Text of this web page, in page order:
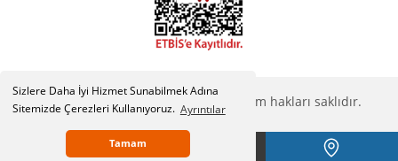
Sizlere Daha İyi Hizmet Sunabilmek Adına
Sitemizde Çerezleri Kullanıyoruz. Ayrıntılar
Tamam
Copyright © Emosmarketing.com. Tüm hakları saklıdır.